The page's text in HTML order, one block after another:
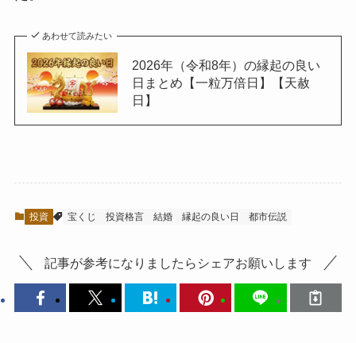
あわせて読みたい
2026年（令和8年）の縁起の良い
日まとめ【一粒万倍日】【天赦
日】
投資 宝くじ 投資格言 結婚 縁起の良い日 都市伝説
記事が参考になりましたらシェアお願いします